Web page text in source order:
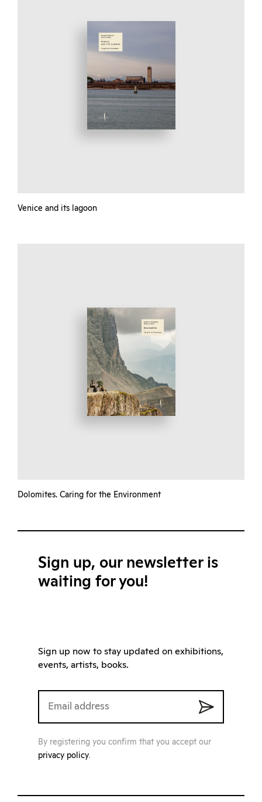
Venice and its lagoon
Dolomites. Caring for the Environment
Sign up, our newsletter is
waiting for you!
Sign up now to stay updated on exhibitions,
events, artists, books.
By registering you confirm that you accept our
privacy policy.